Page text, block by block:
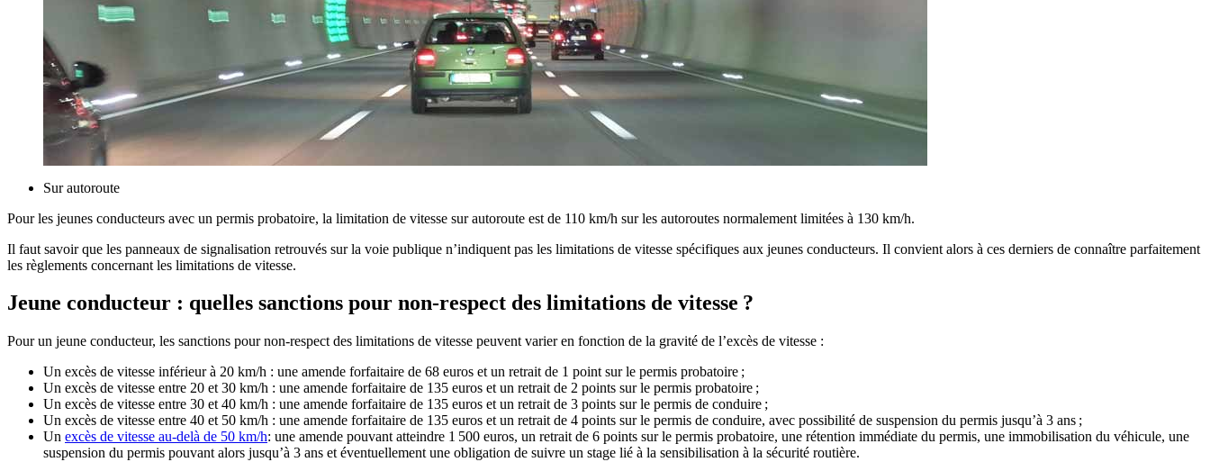
Sur autoroute
Pour les jeunes conducteurs avec un permis probatoire, la limitation de vitesse sur autoroute est de 110 km/h sur les autoroutes normalement limitées à 130 km/h.
Il faut savoir que les panneaux de signalisation retrouvés sur la voie publique n’indiquent pas les limitations de vitesse spécifiques aux jeunes conducteurs. Il convient alors à ces derniers de connaître parfaitement
les règlements concernant les limitations de vitesse.
Jeune conducteur : quelles sanctions pour non-respect des limitations de vitesse ?
Pour un jeune conducteur, les sanctions pour non-respect des limitations de vitesse peuvent varier en fonction de la gravité de l’excès de vitesse :
Un excès de vitesse inférieur à 20 km/h : une amende forfaitaire de 68 euros et un retrait de 1 point sur le permis probatoire ;
Un excès de vitesse entre 20 et 30 km/h : une amende forfaitaire de 135 euros et un retrait de 2 points sur le permis probatoire ;
Un excès de vitesse entre 30 et 40 km/h : une amende forfaitaire de 135 euros et un retrait de 3 points sur le permis de conduire ;
Un excès de vitesse entre 40 et 50 km/h : une amende forfaitaire de 135 euros et un retrait de 4 points sur le permis de conduire, avec possibilité de suspension du permis jusqu’à 3 ans ;
Un excès de vitesse au-delà de 50 km/h: une amende pouvant atteindre 1 500 euros, un retrait de 6 points sur le permis probatoire, une rétention immédiate du permis, une immobilisation du véhicule, une
suspension du permis pouvant alors jusqu’à 3 ans et éventuellement une obligation de suivre un stage lié à la sensibilisation à la sécurité routière.